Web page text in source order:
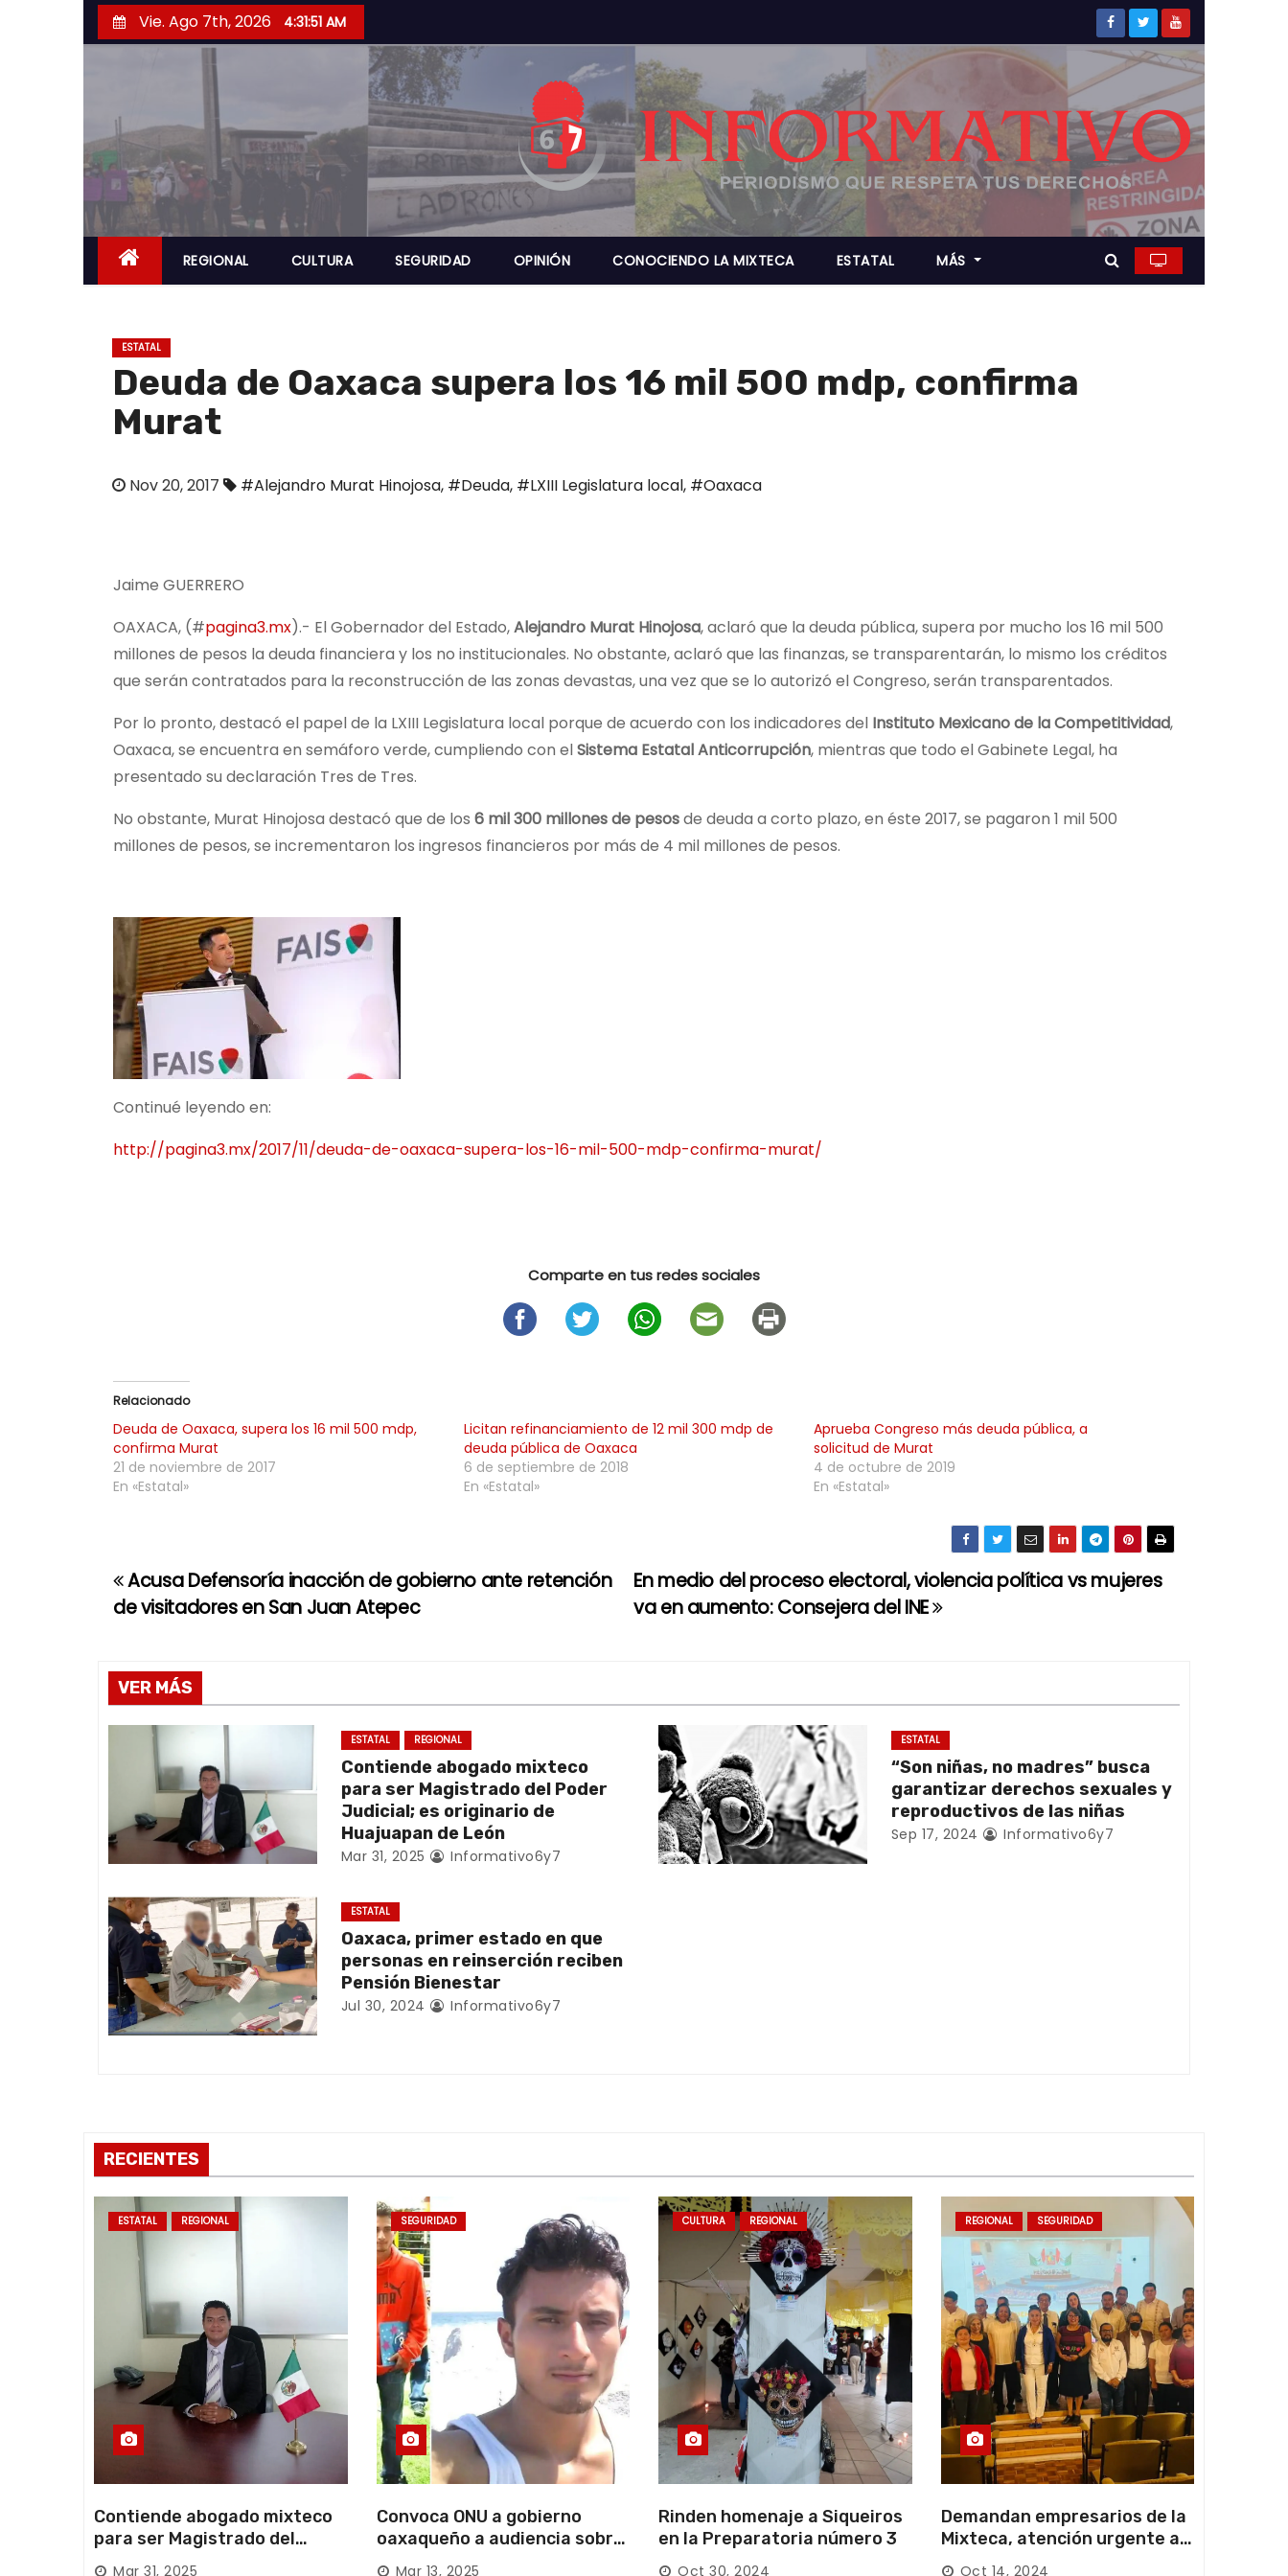
a
r
a
l
n
Vie. Ago 7th, 2026 4:31:52 AM
REGIONAL CULTURA SEGURIDAD OPINIÓN CONOCIENDO LA MIXTECA ESTATAL MÁS
ESTATAL
Deuda de Oaxaca supera los 16 mil 500 mdp, confirma
Murat
Nov 20, 2017 #Alejandro Murat Hinojosa, #Deuda, #LXIII Legislatura local, #Oaxaca
Jaime GUERRERO
OAXACA, (#pagina3.mx).- El Gobernador del Estado,Alejandro Murat Hinojosa, aclaró que la deuda pública, supera por mucho los 16 mil 500
millones de pesos la deuda financiera y los no institucionales. No obstante, aclaró que las finanzas, se transparentarán, lo mismo los créditos
que serán contratados para la reconstrucción de las zonas devastas, una vez que se lo autorizó el Congreso, serán transparentados.
Por lo pronto, destacó el papel de la LXIII Legislatura local porque de acuerdo con los indicadores del Instituto Mexicano de la Competitividad,
Oaxaca, se encuentra en semáforo verde, cumpliendo con elSistema Estatal Anticorrupción, mientras que todo el Gabinete Legal, ha
presentado su declaración Tres de Tres.
No obstante, Murat Hinojosa destacó que de los 6 mil 300 millones de pesosde deuda a corto plazo, en éste 2017, se pagaron 1 mil 500
millones de pesos, se incrementaron los ingresos financieros por más de 4 mil millones de pesos.
Continué leyendo en:
http://pagina3.mx/2017/11/deuda-de-oaxaca-supera-los-16-mil-500-mdp-confirma-murat/
Comparte en tus redes sociales
Relacionado
Deuda de Oaxaca, supera los 16 mil 500 mdp,
confirma Murat
21 de noviembre de 2017
En «Estatal»
Licitan refinanciamiento de 12 mil 300 mdp de
deuda pública de Oaxaca
6 de septiembre de 2018
En «Estatal»
Aprueba Congreso más deuda pública, a
solicitud de Murat
4 de octubre de 2019
En «Estatal»
N
v
e
c
i
ó
n
d
e
t
r
a
s
En medio del proceso electoral, violencia política vs mujeres
va en aumento: Consejera del INE
Acusa Defensoría inacción de gobierno ante retención
de visitadores en San Juan Atepec
VER MÁS
ESTATAL REGIONAL
Contiende abogado mixteco
para ser Magistrado del Poder
Judicial; es originario de
Huajuapan de León
Mar 31, 2025 Informativo6y7
ESTATAL
“Son niñas, no madres” busca
garantizar derechos sexuales y
reproductivos de las niñas
Sep 17, 2024 Informativo6y7
ESTATAL
Oaxaca, primer estado en que
personas en reinserción reciben
Pensión Bienestar
Jul 30, 2024 Informativo6y7
RECIENTES
ESTATAL REGIONAL
Contiende abogado mixteco
para ser Magistrado del
Poder Judicial; es originario
Mar 31, 2025
SEGURIDAD
Convoca ONU a gobierno
oaxaqueño a audiencia sobre
desaparición forzada en la
Mar 13, 2025
CULTURA REGIONAL
Rinden homenaje a Siqueiros
en la Preparatoria número 3
Oct 30, 2024
REGIONAL SEGURIDAD
Demandan empresarios de la
Mixteca, atención urgente a
las carreteras locales y
Oct 14, 2024